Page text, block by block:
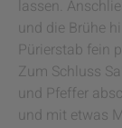
lassen.
und die Brühe
Pürierstab fein
Zum Schluss
und Pfeffer
und mit etwas